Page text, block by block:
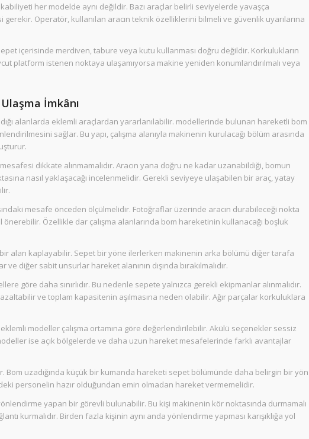
her modelde aynı değildir. Bazı araçlar belirli seviyelerde yavaşça
Operatör, kullanılan aracın teknik özelliklerini bilmeli ve güvenlik uyarılarına
içerisinde merdiven, tabure veya kutu kullanması doğru değildir. Korkulukların
platform istenen noktaya ulaşamıyorsa makine yeniden konumlandırılmalı veya
İmkânı
alanlarda eklemli araçlardan yararlanılabilir. modellerinde bulunan hareketli bom
sağlar. Bu yapı, çalışma alanıyla makinenin kurulacağı bölüm arasında
dikkate alınmamalıdır. Aracın yana doğru ne kadar uzanabildiği, bomun
nasıl yaklaşacağı incelenmelidir. Gerekli seviyeye ulaşabilen bir araç, yatay
mesafe önceden ölçülmelidir. Fotoğraflar üzerinde aracın durabileceği nokta
Özellikle dar çalışma alanlarında bom hareketinin kullanacağı boşluk
alan kaplayabilir. Sepet bir yöne ilerlerken makinenin arka bölümü diğer tarafa
diğer sabit unsurlar hareket alanının dışında bırakılmalıdır.
göre daha sınırlıdır. Bu nedenle sepete yalnızca gerekli ekipmanlar alınmalıdır.
ve toplam kapasitenin aşılmasına neden olabilir. Ağır parçalar korkuluklara
modeller çalışma ortamına göre değerlendirilebilir. Akülü seçenekler sessiz
ise açık bölgelerde ve daha uzun hareket mesafelerinde farklı avantajlar
Bom uzadığında küçük bir kumanda hareketi sepet bölümünde daha belirgin bir yön
personelin hazır olduğundan emin olmadan hareket vermemelidir.
yapan bir görevli bulunabilir. Bu kişi makinenin kör noktasında durmamalı
kurmalıdır. Birden fazla kişinin aynı anda yönlendirme yapması karışıklığa yol